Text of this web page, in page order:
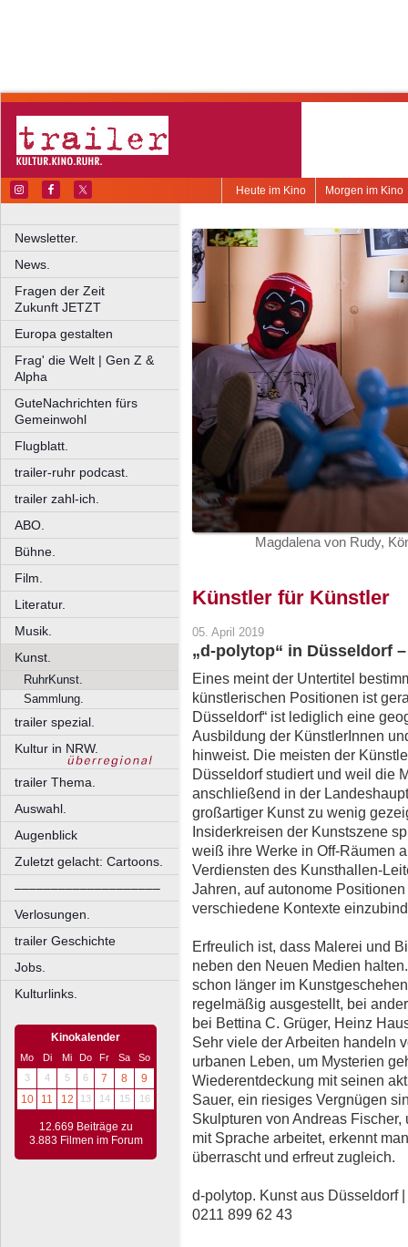
Morgen im Kino
Heute im Kino
Newsletter.
News.
Fragen der Zeit
Zukunft JETZT
Europa gestalten
Frag' die Welt | Gen Z &
Alpha
GuteNachrichten fürs
Gemeinwohl
Flugblatt.
trailer-ruhr podcast.
trailer zahl-ich.
ABO.
Bühne.
Film.
Literatur.
Musik.
Kunst.
RuhrKunst.
Sammlung.
trailer spezial.
Kultur in NRW.
trailer Thema.
Auswahl.
Augenblick
Zuletzt gelacht: Cartoons.
––––––––––––––––––––
Verlosungen.
trailer Geschichte
Jobs.
Kulturlinks.
Kinokalender
Mo Di Mi Do Fr Sa
So
3
4 5 6 7 8
9
10
11 12 13 14 15 16
12.669 Beiträge zu
3.883 Filmen im Forum
Magdalena von Rudy,
Künstler für Künstler
05. April 2019
„d-polytop“ in Düsseldorf
Eines meint der Untertitel
künstlerischen Positionen ist
Düsseldorf“ ist lediglich eine
Ausbildung der KünstlerInnen
hinweist. Die meisten der
Düsseldorf studiert und weil die
anschließend in der
großartiger Kunst zu wenig
Insiderkreisen der Kunstszene
weiß ihre Werke in Off-Räumen
Verdiensten des Kunsthallen-
Jahren, auf autonome
verschiedene Kontexte
Erfreulich ist, dass Malerei und
neben den Neuen Medien
schon länger im
regelmäßig ausgestellt, bei
bei Bettina C. Grüger, Heinz
Sehr viele der Arbeiten handeln
urbanen Leben, um Mysterien
Wiederentdeckung mit seinen
Sauer, ein riesiges Vergnügen
Skulpturen von Andreas
mit Sprache arbeitet, erkennt
überrascht und erfreut zugleich.
d-polytop. Kunst aus Düsseldorf
0211 899 62 43